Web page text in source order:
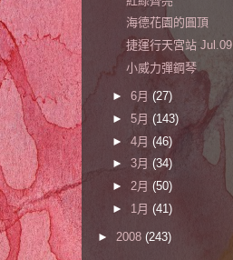
海德花園的圓頂
捷運行天宮站 Jul.09
小威力彈鋼琴
► 6月 (27)
► 5月 (143)
► 4月 (46)
► 3月 (34)
► 2月 (50)
► 1月 (41)
► 2008 (243)